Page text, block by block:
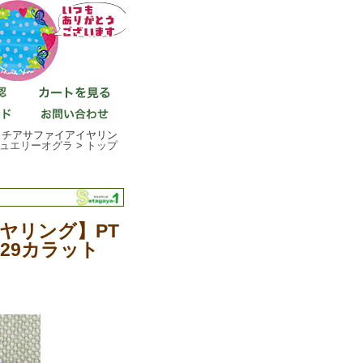
アサファイアイヤリン
エリーオグラ > トップ
リング】PT
カラット